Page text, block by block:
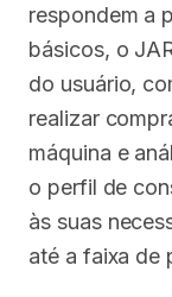
respondem a
básicos, o
do usuário,
realizar
máquina e
o perfil de
às suas
até a faixa de